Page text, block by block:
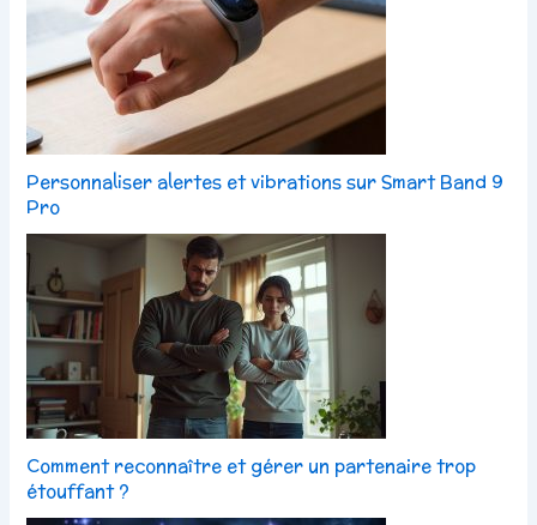
Personnaliser alertes et vibrations sur Smart Band 9
Pro
Comment reconnaître et gérer un partenaire trop
étouffant ?